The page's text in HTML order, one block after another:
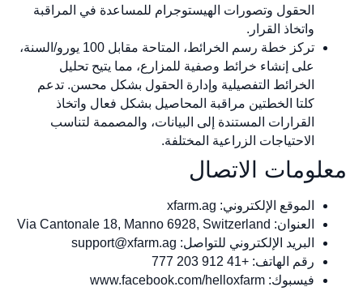
الحقول وتصورات الهيستوجرام للمساعدة في المراقبة
واتخاذ القرار.
تركز خطة رسم الخرائط، المتاحة مقابل 100 يورو/السنة،
على إنشاء خرائط وصفية للمزارع، مما يتيح تحليل
الخرائط التفصيلية وإدارة الحقول بشكل محسن. تدعم
كلتا الخطتين مراقبة المحاصيل بشكل فعال واتخاذ
القرارات المستندة إلى البيانات، والمصممة لتناسب
الاحتياجات الزراعية المختلفة.
الاتصال
الموقع الإلكتروني: xfarm.ag
العنوان: Via Cantonale 18, Manno 6928, Switzerland
البريد الإلكتروني للتواصل:support@xfarm.ag
رقم الهاتف: +41 912 203 777
فيسبوك: www.facebook.com/helloxfarm